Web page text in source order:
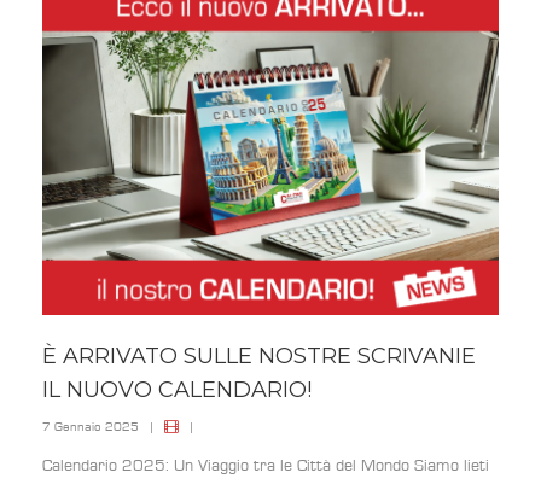
È ARRIVATO SULLE NOSTRE SCRIVANIE
IL NUOVO CALENDARIO!
7 Gennaio 2025 | |
Calendario 2025: Un Viaggio tra le Città del Mondo Siamo lieti